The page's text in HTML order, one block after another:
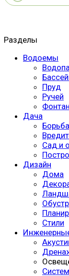
Разделы
Водоемы
Пруд
Ручей
Фонтан
Дача
Сад и
Дизайн
Дома
Стили